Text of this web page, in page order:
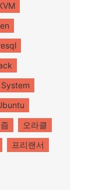
System
오라클
프리랜서